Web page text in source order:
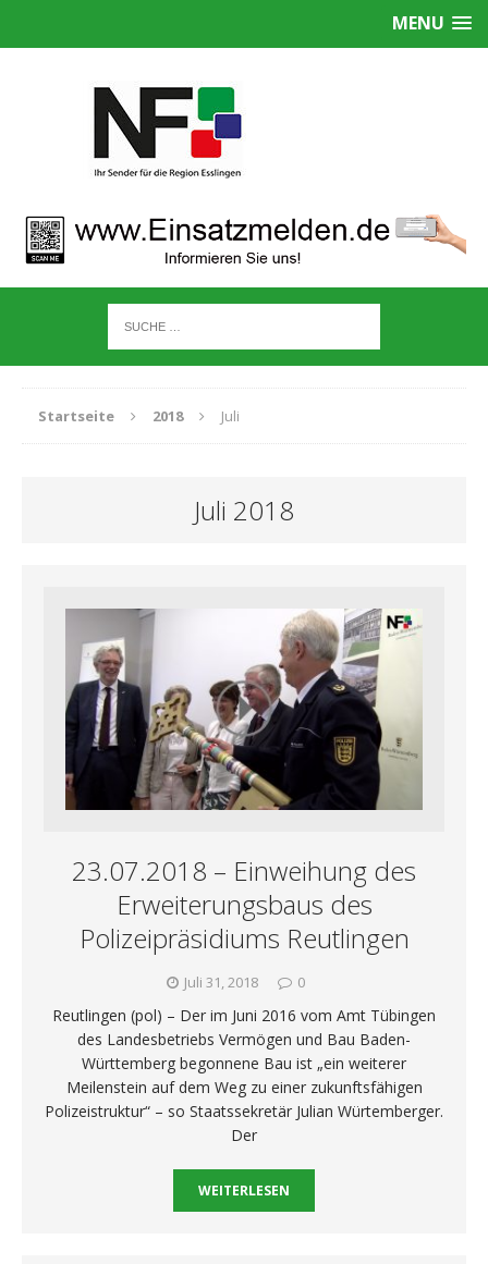
MENU
Startseite 2018 Juli
Juli 2018
23.07.2018 – Einweihung des
Erweiterungsbaus des
Polizeipräsidiums Reutlingen
Juli 31, 2018 0
Reutlingen (pol) – Der im Juni 2016 vom Amt Tübingen
des Landesbetriebs Vermögen und Bau Baden-
Württemberg begonnene Bau ist „ein weiterer
Meilenstein auf dem Weg zu einer zukunftsfähigen
Polizeistruktur“ – so Staatssekretär Julian Würtemberger.
Der
WEITERLESEN